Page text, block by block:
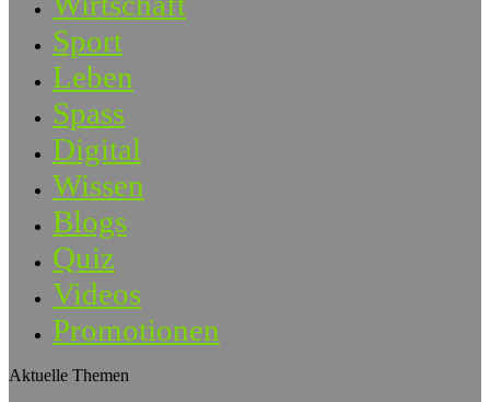
Sport
Leben
Spass
Digital
Wissen
Blogs
Quiz
Videos
Promotionen
Aktuelle Themen